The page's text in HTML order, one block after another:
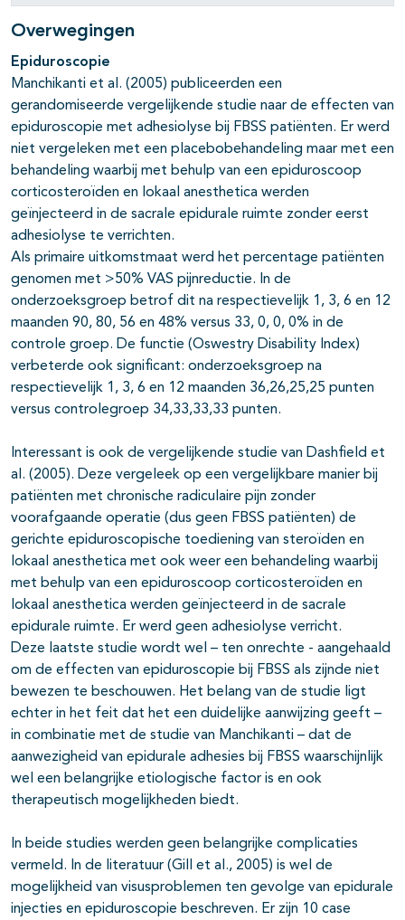
Overwegingen
Epiduroscopie
Manchikanti et al. (2005) publiceerden een
gerandomiseerde vergelijkende studie naar de effecten van
epiduroscopie met adhesiolyse bij FBSS patiënten. Er werd
niet vergeleken met een placebobehandeling maar met een
behandeling waarbij met behulp van een epiduroscoop
corticosteroïden en lokaal anesthetica werden
geïnjecteerd in de sacrale epidurale ruimte zonder eerst
adhesiolyse te verrichten.
Als primaire uitkomstmaat werd het percentage patiënten
genomen met >50% VAS pijnreductie. In de
onderzoeksgroep betrof dit na respectievelijk 1, 3, 6 en 12
maanden 90, 80, 56 en 48% versus 33, 0, 0, 0% in de
controle groep. De functie (Oswestry Disability Index)
verbeterde ook significant: onderzoeksgroep na
respectievelijk 1, 3, 6 en 12 maanden 36,26,25,25 punten
versus controlegroep 34,33,33,33 punten.
Interessant is ook de vergelijkende studie van Dashfield et
al. (2005). Deze vergeleek op een vergelijkbare manier bij
patiënten met chronische radiculaire pijn zonder
voorafgaande operatie (dus geen FBSS patiënten) de
gerichte epiduroscopische toediening van steroïden en
lokaal anesthetica met ook weer een behandeling waarbij
met behulp van een epiduroscoop corticosteroïden en
lokaal anesthetica werden geïnjecteerd in de sacrale
epidurale ruimte. Er werd geen adhesiolyse verricht.
Deze laatste studie wordt wel – ten onrechte - aangehaald
om de effecten van epiduroscopie bij FBSS als zijnde niet
bewezen te beschouwen. Het belang van de studie ligt
echter in het feit dat het een duidelijke aanwijzing geeft –
in combinatie met de studie van Manchikanti – dat de
aanwezigheid van epidurale adhesies bij FBSS waarschijnlijk
wel een belangrijke etiologische factor is en ook
therapeutisch mogelijkheden biedt.
In beide studies werden geen belangrijke complicaties
vermeld. In de literatuur (Gill et al., 2005) is wel de
mogelijkheid van visusproblemen ten gevolge van epidurale
injecties en epiduroscopie beschreven. Er zijn 10 case